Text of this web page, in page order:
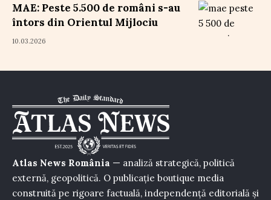
MAE: Peste 5.500 de români s-au
întors din Orientul Mijlociu
10.03.2026
Atlas News România — analiză strategică, politică
externă, geopolitică. O publicație boutique media
construită pe rigoare factuală, independență editorială și